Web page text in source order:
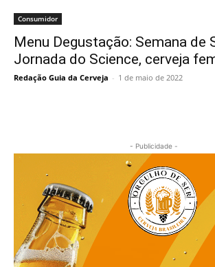
Consumidor
Menu Degustação: Semana de
Jornada do Science, cerveja
Redação Guia da Cerveja - 1 de maio de 2022
- Publicidade -